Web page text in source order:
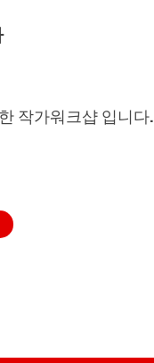
작가워크샵 입니다.